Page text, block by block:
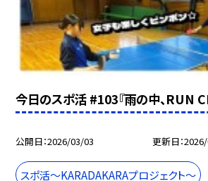
今日のスポ活 #103『雨の中、RUN
公開日 2026/03/03 更新日
スポ活～KARADAKARAプロジェクト～